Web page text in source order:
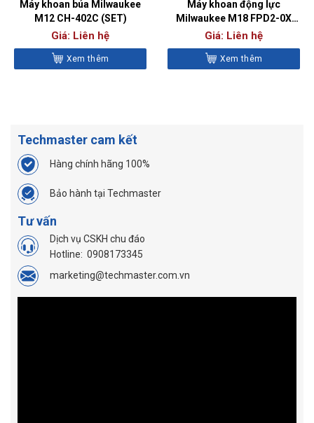
Máy khoan búa Milwaukee
M12 CH-402C (SET)
Giá: Liên hệ
Xem thêm
Máy khoan động lực
Milwaukee M18 FPD2-0X
(BARE)
Giá: Liên hệ
Xem thêm
Techmaster cam kết
Hàng chính hãng 100%
Bảo hành tại Techmaster
Tư vấn
Dịch vụ CSKH chu đáo
Hotline: 0908173345
marketing@techmaster.com.vn